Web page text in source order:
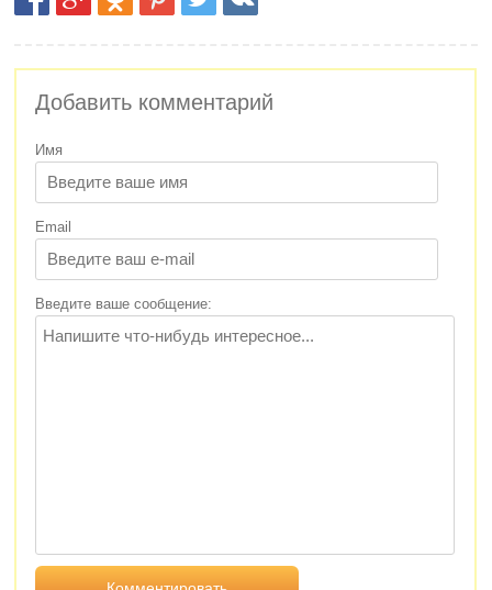
Добавить комментарий
Имя
Email
Введите ваше сообщение: